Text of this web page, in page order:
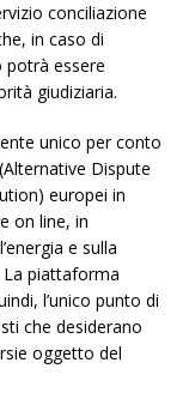
conciliazione
in caso di
essere
giudiziaria.
unico per conto
Dispute
europei in
on line, in
e sulla
piattaforma
l’unico punto di
che desiderano
oggetto del